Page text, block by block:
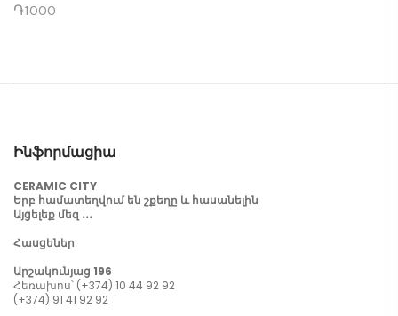
֏1000
Ինֆորմացիա
CERAMIC CITY
Երբ համատեղվում են շքեղը և հասանելին
Այցելեք մեզ ․․․
Հասցեներ
Արշակունյաց 196
Հեռախոս՝ (+374) 10 44 92 92
(+374) 91 41 92 92